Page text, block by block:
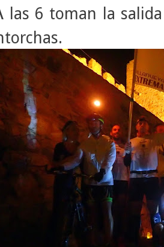
las 6 toman la